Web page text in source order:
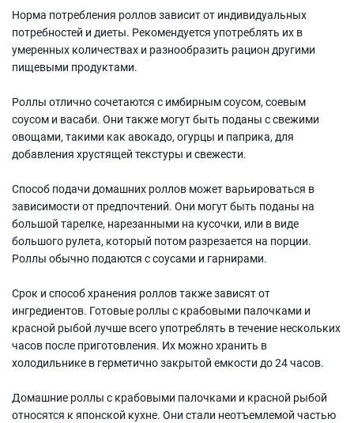
Норма потребления роллов зависит от индивидуальных
потребностей и диеты. Рекомендуется употреблять их в
умеренных количествах и разнообразить рацион другими
пищевыми продуктами.
Роллы отлично сочетаются с имбирным соусом, соевым
соусом и васаби. Они также могут быть поданы с свежими
овощами, такими как авокадо, огурцы и паприка, для
добавления хрустящей текстуры и свежести.
Способ подачи домашних роллов может варьироваться в
зависимости от предпочтений. Они могут быть поданы на
большой тарелке, нарезанными на кусочки, или в виде
большого рулета, который потом разрезается на порции.
Роллы обычно подаются с соусами и гарнирами.
Срок и способ хранения роллов также зависят от
ингредиентов. Готовые роллы с крабовыми палочками и
красной рыбой лучше всего употреблять в течение нескольких
часов после приготовления. Их можно хранить в
холодильнике в герметично закрытой емкости до 24 часов.
Домашние роллы с крабовыми палочками и красной рыбой
относятся к японской кухне. Они стали неотъемлемой частью